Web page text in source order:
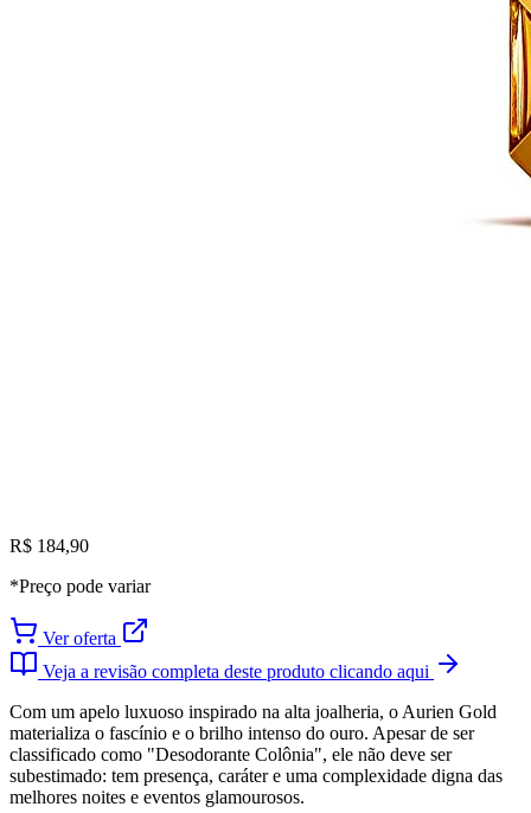
R$ 184,90
*Preço pode variar
Ver oferta
Veja a revisão completa deste produto clicando aqui
Com um apelo luxuoso inspirado na alta joalheria, o Aurien Gold
materializa o fascínio e o brilho intenso do ouro. Apesar de ser
classificado como "Desodorante Colônia", ele não deve ser
subestimado: tem presença, caráter e uma complexidade digna das
melhores noites e eventos glamourosos.